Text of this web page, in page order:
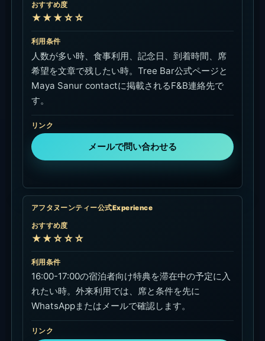
おすすめ度
★★★☆☆
利用条件
人数が多い時、食事利用、記念日、到着時間、席
希望を文章で残したい時。Tree Bar公式ページと
Maya Sanur contactに掲載されるF&B連絡先で
す。
リンク
メールで問い合わせる
アフタヌーンティー公式Experience
おすすめ度
★★☆☆☆
利用条件
16:00-17:00の宿泊者向け特典を滞在中の予定に入
れたい時。外来利用では、席と条件を先に
WhatsAppまたはメールで確認します。
リンク